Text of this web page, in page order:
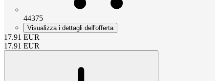
44375
Visualizza i dettagli dell'offerta
17.91 EUR
17.91 EUR